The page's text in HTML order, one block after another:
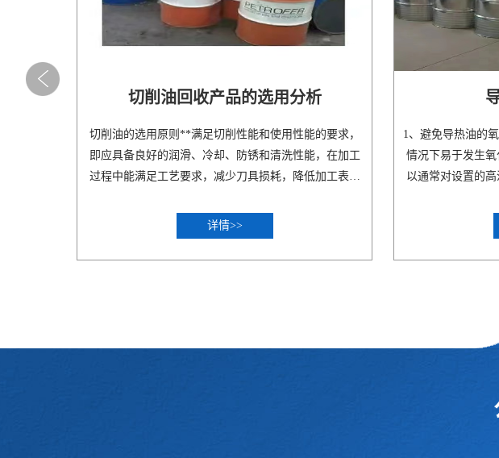
切削油回收产品的选用分析
切削油的选用原则**满足切削性能和使用性能的要求，
即应具备良好的润滑、冷却、防锈和清洗性能，在加工
过程中能满足工艺要求，减少刀具损耗，降低加工表面
详情>>
1、避免导热油的
情况下易于发生
以通常对设置的